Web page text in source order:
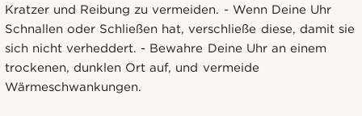
Kratzer und Reibung zu vermeiden. - Wenn Deine Uhr
Schnallen oder Schließen hat, verschließe diese, damit sie
sich nicht verheddert. - Bewahre Deine Uhr an einem
trockenen, dunklen Ort auf, und vermeide
Wärmeschwankungen.